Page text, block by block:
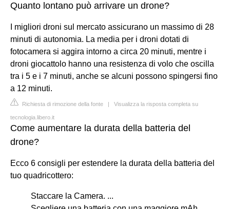
Quanto lontano può arrivare un drone?
I migliori droni sul mercato assicurano un massimo di 28
minuti di autonomia. La media per i droni dotati di
fotocamera si aggira intorno a circa 20 minuti, mentre i
droni giocattolo hanno una resistenza di volo che oscilla
tra i 5 e i 7 minuti, anche se alcuni possono spingersi fino
a 12 minuti.
Richiesta di rimozione della fonte | Visualizza la risposta completa su
tecnologia.libero.it
Come aumentare la durata della batteria del
drone?
Ecco 6 consigli per estendere la durata della batteria del
tuo quadricottero:
Staccare la Camera. ...